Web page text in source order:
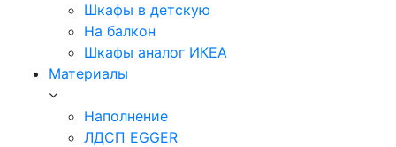
Шкафы в детскую
На балкон
Шкафы аналог ИКЕА
Материалы
Наполнение
ЛДСП EGGER